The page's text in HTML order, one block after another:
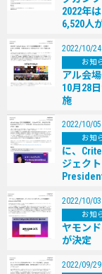
2022年
6,520⼈
2022/10/24
お知
アル会
10⽉28
施
2022/10/05
お知
に、
ジェクト
2022/10/03
お知
ヤモン
が決定
2022/09/29